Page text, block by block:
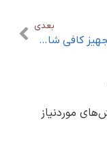
بعدی
طراحی و تجهیز کافی شاپ موفق
موردنیاز